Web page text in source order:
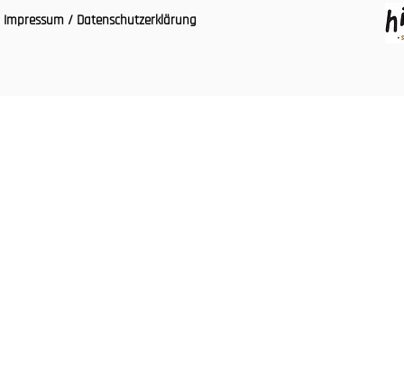
Impressum / Datenschutzerklärung